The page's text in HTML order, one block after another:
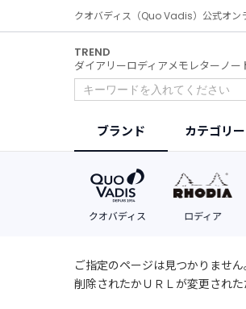
クオバディス（Quo Vadis）公式オ
TREND
ダイアリーロディアメモ レターノー
ブランド カテゴリー
ご指定のページは見つかりません
削除されたかＵＲＬが変更された